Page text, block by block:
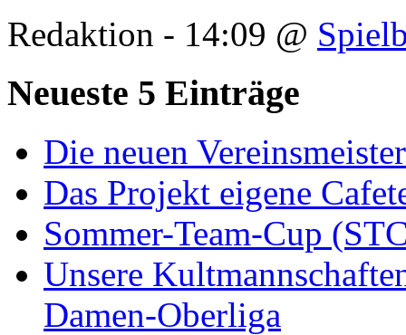
Redaktion - 14:09 @
Neueste 5 Einträge
Die neuen
Das Projekt eigene
Sommer-Team-Cup
Unsere
Damen-Oberliga